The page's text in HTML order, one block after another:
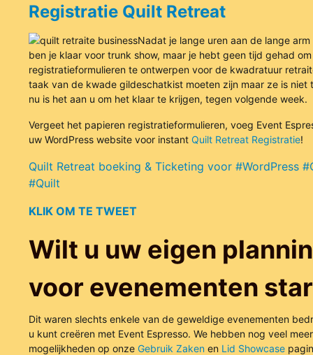
Registratie Quilt Retreat
Nadat je lange uren aan de lange
ben je klaar voor trunk show, maar je hebt geen tijd gehad
registratieformulieren te ontwerpen voor de kwadratuur
taak van de kwade gildeschatkist moeten zijn maar ze is niet
nu is het aan u om het klaar te krijgen, tegen volgende week.
Vergeet het papieren registratieformulieren, voeg Event
uw WordPress website voor instant Quilt Retreat Registratie!
Quilt Retreat boeking & Ticketing voor #WordPress
#Quilt
KLIK OM TE TWEET
Wilt u uw eigen
voor evenementen
Dit waren slechts enkele van de geweldige evenementen
u kunt creëren met Event Espresso. We hebben nog veel meer
mogelijkheden op onze Gebruik Zakenen Lid Showcase